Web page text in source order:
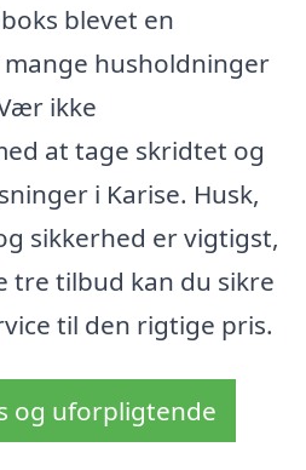
blevet en
husholdninger
ikke
at tage skridtet og
i Karise. Husk,
sikkerhed er vigtigst,
tre tilbud kan du sikre
til den rigtige pris.
og uforpligtende